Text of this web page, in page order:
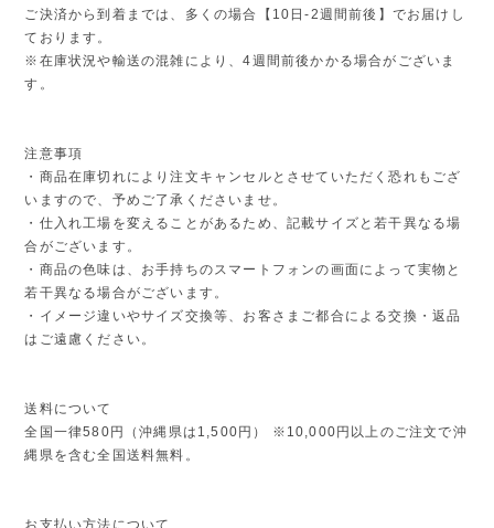
ご決済から到着までは、多くの場合【10日-2週間前後】でお届けし
ております。
※在庫状況や輸送の混雑により、4週間前後かかる場合がございま
す。
注意事項
・商品在庫切れにより注文キャンセルとさせていただく恐れもござ
いますので、予めご了承くださいませ。
・仕入れ工場を変えることがあるため、記載サイズと若干異なる場
合がございます。
・商品の色味は、お手持ちのスマートフォンの画面によって実物と
若干異なる場合がございます。
・イメージ違いやサイズ交換等、お客さまご都合による交換・返品
はご遠慮ください。
送料について
全国一律580円（沖縄県は1,500円） ※10,000円以上のご注文で沖
縄県を含む全国送料無料。
お支払い方法について